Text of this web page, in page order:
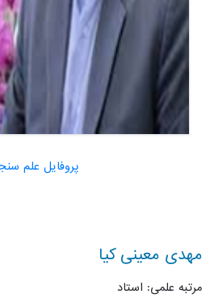
پروفایل علم سنجی
مهدی معینی کیا
مرتبه علمی: استاد